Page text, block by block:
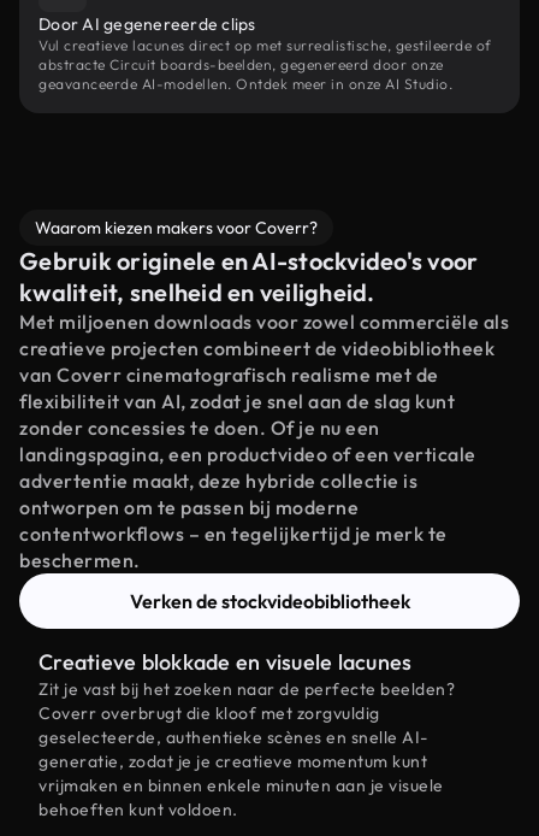
Door AI gegenereerde clips
Vul creatieve lacunes direct op met surrealistische, gestileerde of
abstracte Circuit boards-beelden, gegenereerd door onze
geavanceerde AI-modellen. Ontdek meer in onze AI Studio.
Waarom kiezen makers voor Coverr?
Gebruik originele en AI-stockvideo's voor
kwaliteit, snelheid en veiligheid.
Met miljoenen downloads voor zowel commerciële als
creatieve projecten combineert de videobibliotheek
van Coverr cinematografisch realisme met de
flexibiliteit van AI, zodat je snel aan de slag kunt
zonder concessies te doen. Of je nu een
landingspagina, een productvideo of een verticale
advertentie maakt, deze hybride collectie is
ontworpen om te passen bij moderne
contentworkflows – en tegelijkertijd je merk te
beschermen.
Verken de stockvideobibliotheek
Creatieve blokkade en visuele lacunes
Zit je vast bij het zoeken naar de perfecte beelden?
Coverr overbrugt die kloof met zorgvuldig
geselecteerde, authentieke scènes en snelle AI-
generatie, zodat je je creatieve momentum kunt
vrijmaken en binnen enkele minuten aan je visuele
behoeften kunt voldoen.